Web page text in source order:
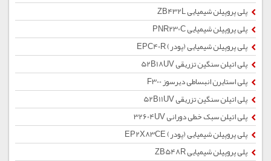
پلی پروپیلن شیمیایی ZB432L
پلی پروپیلن شیمیایی PNR230C
پلی پروپیلن شیمیایی (پودر) EPC40R
پلی اتیلن سنگین تزریقی 52B18UV
پلی استایرن انبساطی دیرسوز F300
پلی اتیلن سنگین تزریقی 52B11UV
پلی اتیلن سبک خطی دورانی 32604UV
پلی پروپیلن شیمیایی (پودر) EP2X83CE
پلی پروپیلن شیمیایی ZB548R